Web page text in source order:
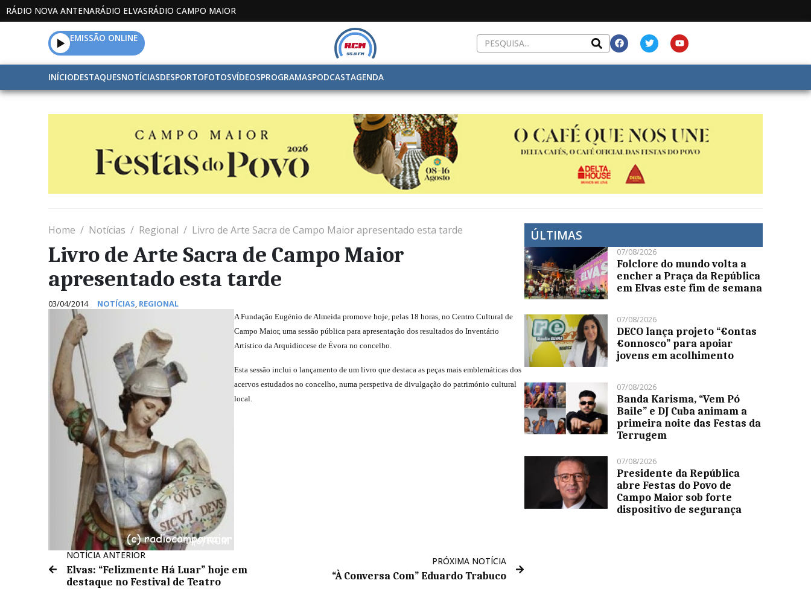
RÁDIO NOVA ANTENARÁDIO ELVASRÁDIO CAMPO MAIOR
EMISSÃO ONLINE
INÍCIODESTAQUESNOTÍCIASDESPORTOFOTOSVÍDEOSPROGRAMASPODCASTAGENDA
Home Notícias Regional Livro de Arte Sacra de Campo Maior apresentado esta tarde
Livro de Arte Sacra de Campo Maior
apresentado esta tarde
03/04/2014 NOTÍCIAS, REGIONAL
A Fundação Eugénio de Almeida promove hoje, pelas 18 horas, no Centro Cultural de
Campo Maior, uma sessão pública para apresentação dos resultados do Inventário
Artístico da Arquidiocese de Évora no concelho.
Esta sessão inclui o lançamento de um livro que destaca as peças mais emblemáticas dos
acervos estudados no concelho, numa perspetiva de divulgação do património cultural
local.
NOTÍCIA ANTERIOR
Elvas: “Felizmente Há Luar” hoje em
destaque no Festival de Teatro
PRÓXIMA NOTÍCIA
“À Conversa Com” Eduardo Trabuco
ÚLTIMAS
07/08/2026
Folclore do mundo volta a
encher a Praça da República
em Elvas este fim de semana
07/08/2026
DECO lança projeto “€ontas
€onnosco” para apoiar
jovens em acolhimento
07/08/2026
Banda Karisma, “Vem Pó
Baile” e DJ Cuba animam a
primeira noite das Festas da
Terrugem
07/08/2026
Presidente da República
abre Festas do Povo de
Campo Maior sob forte
dispositivo de segurança